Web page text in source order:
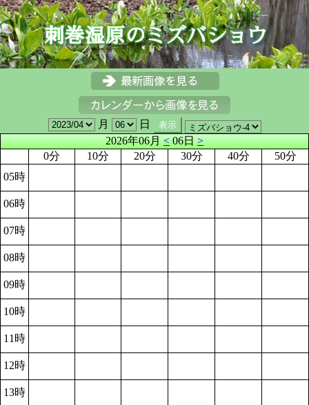
月
日
2026年06月<06日>
0分
10分 20分 30分 40分
50分
05時
06時
07時
08時
09時
10時
11時
12時
13時